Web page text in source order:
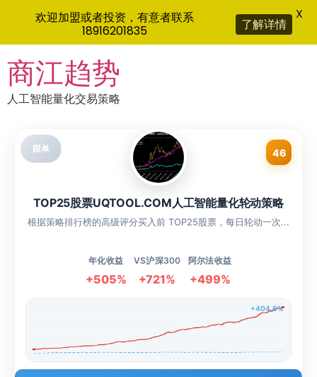
to
content
商江趋势
人工智能量化交易策略
跟单 46
TOP25股票UQTOOL.COM人工智能量化轮动策略
根据策略排行榜的高级评分买入前 TOP25股票，每日轮动一次...
年化收益
+505%
VS沪深300
+721%
阿尔法收益
+499%
+404.6%
欢迎加盟或者投资，有意者联系
18916201835
了解详情
X